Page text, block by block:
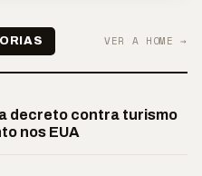
VER A HOME →
decreto contra turismo
nos EUA